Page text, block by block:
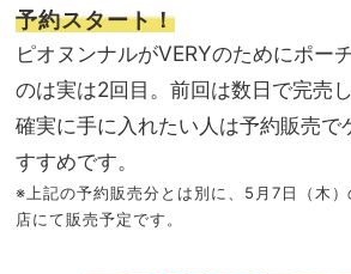
予約スタート！
ピオヌンナルがVERYのためにポー
のは実は2回目。前回は数日で完売
確実に手に入れたい人は予約販売で
すすめです。
※上記の予約販売分とは別に、5月7日（木
店にて販売予定です。